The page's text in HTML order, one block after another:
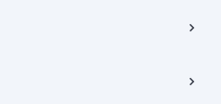
로 6(중학동, 트윈트리빌딩) B동 5층
동 율곡로 24, 7층, 8층 미소